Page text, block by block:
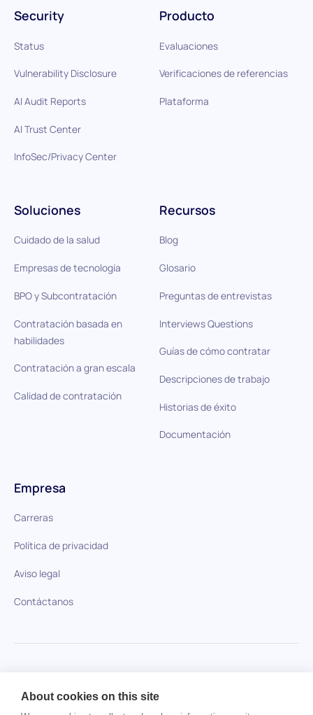
Producto
Evaluaciones
Verificaciones de referencias
Plataforma
Soluciones
Cuidado de la salud
Empresas de tecnología
BPO y Subcontratación
Contratación basada en
habilidades
Contratación a gran escala
Calidad de contratación
Recursos
Blog
Glosario
Preguntas de entrevistas
Interviews Questions
Guías de cómo contratar
Descripciones de trabajo
Historias de éxito
Documentación
Security
Status
Vulnerability Disclosure
AI Audit Reports
AI Trust Center
InfoSec/Privacy Center
Empresa
Carreras
Política de privacidad
Aviso legal
Contáctanos
No se ha encontrado ningún artículo.
About cookies on this site